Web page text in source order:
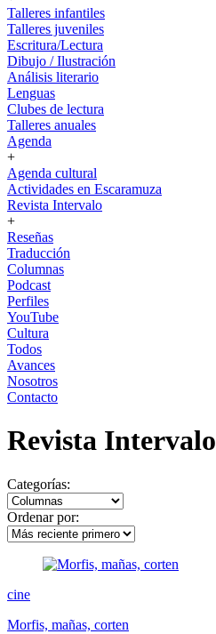
Talleres infantiles
Talleres juveniles
Escritura/Lectura
Dibujo / Ilustración
Análisis literario
Lenguas
Clubes de lectura
Talleres anuales
Agenda
+
Agenda cultural
Actividades en Escaramuza
Revista Intervalo
+
Reseñas
Traducción
Columnas
Podcast
Perfiles
YouTube
Cultura
Todos
Avances
Nosotros
Contacto
Revista Intervalo
Categorías:
Ordenar por:
cine
Morfis, mañas, corten